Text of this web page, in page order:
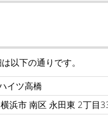
以下の通りです。
イツ高橋
浜市 南区 永田東 2丁目